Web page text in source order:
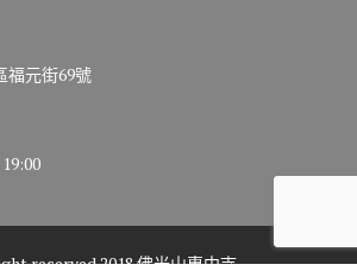
福元街69號
reserved 2018 佛光山惠中寺